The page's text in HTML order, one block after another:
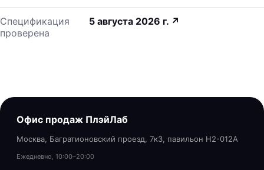
Спецификация
проверена
5 августа 2026 г. ↗
Офис продаж ПлэйЛаб
Москва, Багратионовский проезд, 7к3, павильон H2-012A
Ежедневно, 10:00–20:00